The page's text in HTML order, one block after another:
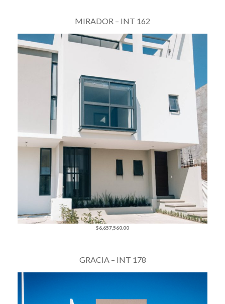
MIRADOR – INT 162
$6,657,560.00
GRACIA – INT 178